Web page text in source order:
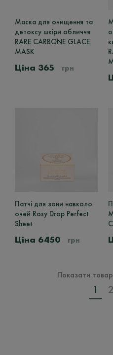
Маска для очищення та
детоксу шкіри обличчя
RARE CARBONE GLACE
MASK
365 грн
Патчі для зони навколо
очей Rosy Drop Perfect
Sheet
6450 грн
Показати
1 2